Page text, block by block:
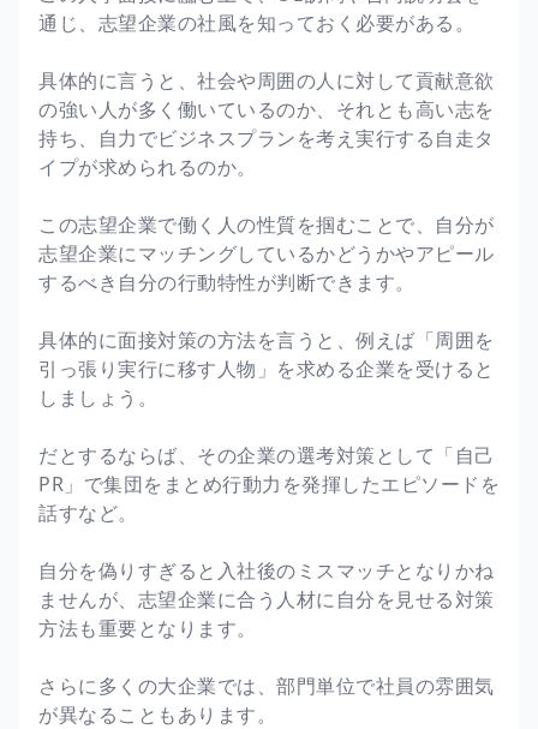
通じ、志望企業の社風を知っておく必要がある。
具体的に言うと、社会や周囲の人に対して貢献意欲
の強い人が多く働いているのか、それとも高い志を
持ち、自力でビジネスプランを考え実行する自走タ
イプが求められるのか。
この志望企業で働く人の性質を掴むことで、自分が
志望企業にマッチングしているかどうかやアピール
するべき自分の行動特性が判断できます。
具体的に面接対策の方法を言うと、例えば「周囲を
引っ張り実行に移す人物」を求める企業を受けると
しましょう。
だとするならば、その企業の選考対策として「自己
PR」で集団をまとめ行動力を発揮したエピソードを
話すなど。
自分を偽りすぎると入社後のミスマッチとなりかね
ませんが、志望企業に合う人材に自分を見せる対策
方法も重要となります。
さらに多くの大企業では、部門単位で社員の雰囲気
が異なることもあります。